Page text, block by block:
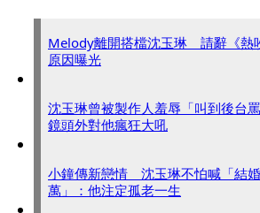
Melody離開搭檔沈玉琳 請辭《熱
原因曝光
沈玉琳曾被製作人羞辱「叫到後台
鏡頭外對他瘋狂大吼
小鐘傳新戀情 沈玉琳不怕喊「結
萬」：他注定孤老一生